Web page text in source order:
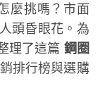
麼挑嗎？市面
頭昏眼花。為
理了這篇 鋼圈
排行榜與選購